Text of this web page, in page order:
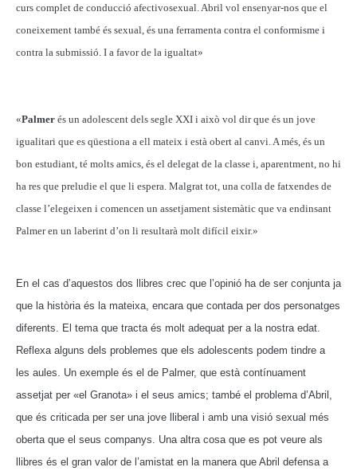
curs complet de conducció afectivosexual. Abril vol ensenyar-nos que el
coneixement també és sexual, és una ferramenta contra el conformisme i
contra la submissió. I a favor de la igualtat»
«Palmer és un adolescent dels segle XXI i això vol dir que és un jove
igualitari que es qüestiona a ell mateix i està obert al canvi. A més, és un
bon estudiant, té molts amics, és el delegat de la classe i, aparentment, no hi
ha res que preludie el que li espera. Malgrat tot, una colla de fatxendes de
classe l’elegeixen i comencen un assetjament sistemàtic que va endinsant
Palmer en un laberint d’on li resultarà molt difícil eixir.»
En el cas d’aquestos dos llibres crec que l’opinió ha de ser conjunta ja
que la història és la mateixa, encara que contada per dos personatges
diferents. El tema que tracta és molt adequat per a la nostra edat.
Reflexa alguns dels problemes que els adolescents podem tindre a
les aules. Un exemple és el de Palmer, que està contínuament
assetjat per «el Granota» i el seus amics; també el problema d’Abril,
que és criticada per ser una jove lliberal i amb una visió sexual més
oberta que el seus companys. Una altra cosa que es pot veure als
llibres és el gran valor de l’amistat en la manera que Abril defensa a